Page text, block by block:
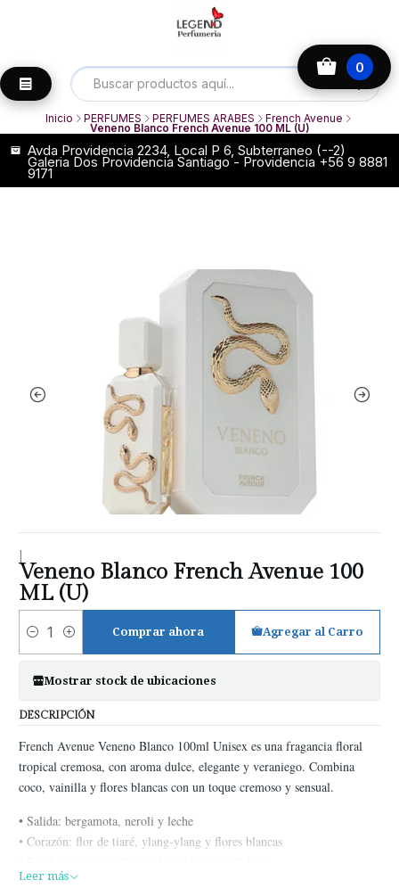
0
Avda Providencia 2234, Local P 6, Subterraneo (--2)
Galeria Dos Providencia Santiago - Providencia +56 9 8881
9171
Inicio PERFUMES PERFUMES ARABES French Avenue
Veneno Blanco French Avenue 100 ML (U)
Veneno Blanco French Avenue 100
ML (U)
Cantidad
Agregar al Carro
Comprar ahora
Mostrar stock de ubicaciones
DESCRIPCIÓN
French Avenue Veneno Blanco 100ml Unisex es una fragancia floral
tropical cremosa, con aroma dulce, elegante y veraniego. Combina
coco, vainilla y flores blancas con un toque cremoso y sensual.
• Salida: bergamota, neroli y leche
• Corazón: flor de tiaré, ylang-ylang y flores blancas
Leer más